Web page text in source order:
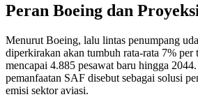
Peran Boeing dan
Menurut Boeing, lalu lintas penumpang
diperkirakan akan tumbuh rata-rata 7% per
mencapai 4.885 pesawat baru hingga
pemanfaatan SAF disebut sebagai solusi
emisi sektor aviasi.